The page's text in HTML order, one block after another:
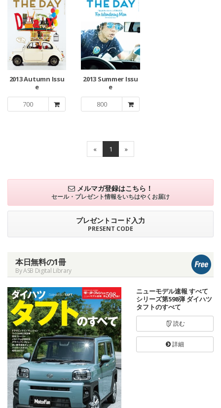
2013 Autumn Issu
e
700
2013 Summer Issu
e
800
« 1 »
メルマガ登録はこちら！
セール・プレゼント情報をいちはやくお届け
プレゼントコード入力
PRESENT CODE
本日無料の1冊
By ASB Digital Library
ニューモデル速報 すべて
シリーズ第598弾 ダイハツ
タフトのすべて
読む
詳細